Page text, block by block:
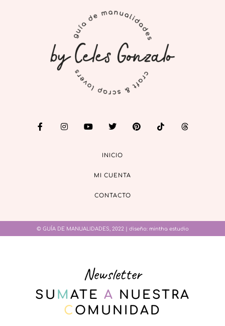
INICIO
MI CUENTA
CONTACTO
© GUÍA DE MANUALIDADES, 2022 | diseño: mintha estudio
Newsletter
SU M ATE A NUESTRA
C OMUNIDAD